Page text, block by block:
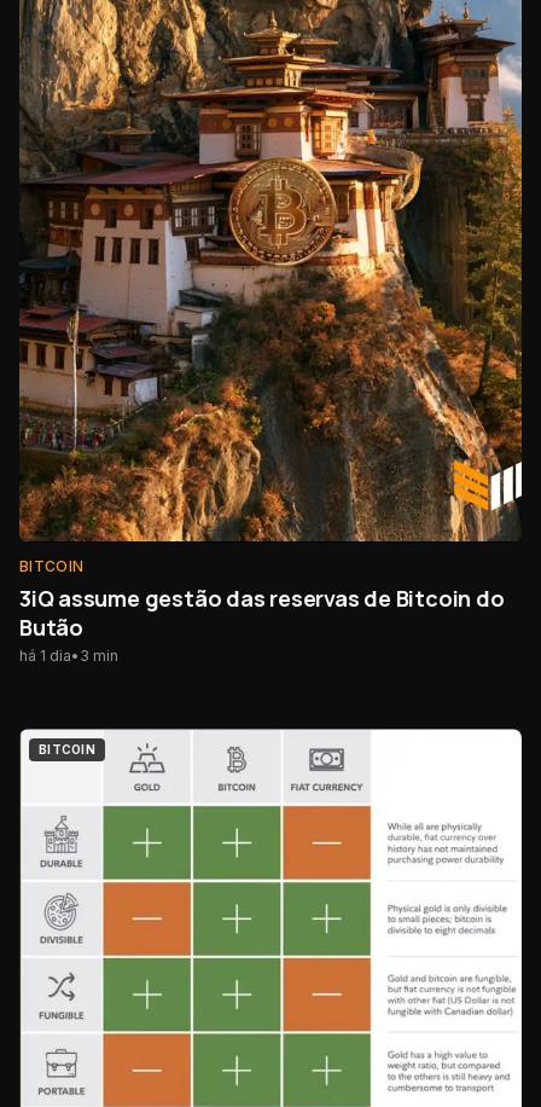
BITCOIN
3iQ assume gestão das reservas de Bitcoin do
Butão
há 1 dia• 3 min
BITCOIN